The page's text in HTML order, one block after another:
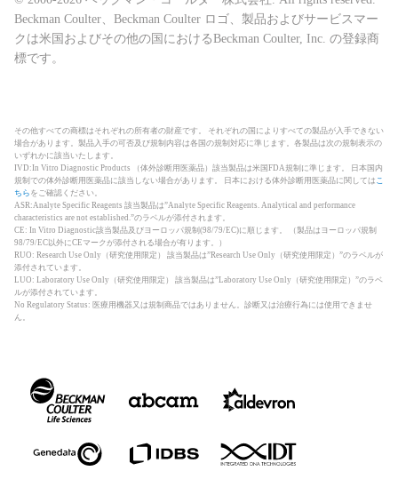
Beckman Coulter、Beckman Coulter ロゴ、製品およびサービスマー
クは米国およびその他の国におけるBeckman Coulter, Inc. の登録商
標です。
その他すべての商標はそれぞれの所有者の財産です。 それぞれの国によりすべての製品が入手できない
場合があります。製品入手の可否及び規制内容は各国の規制対応に準じます。各製品は次の規制表示の
いずれかに該当いたします。
IVD:In Vitro Diagnostic Products （体外診断用医薬品）該当製品は米国FDA規制に準じます。 日本国内
規制での体外診断用医薬品に該当しない場合があります。 日本における体外診断用医薬品に関しては こ
ちら をご確認ください。
ASR:Analyte Specific Reagents 該当製品は”Analyte Specific Reagents. Analytical and performance
characteristics are not established.”のラベルが添付されます。
CE: In Vitro Diagnostic該当製品及びヨーロッパ規制(98/79/EC)に順じます。 （製品はヨーロッパ規制
98/79/EC以外にCEマークが添付される場合が有ります。）
RUO: Research Use Only（研究使用限定） 該当製品は”Research Use Only（研究使用限定）”のラベルが
添付されています。
LUO: Laboratory Use Only（研究使用限定） 該当製品は”Laboratory Use Only（研究使用限定）”のラベ
ルが添付されています。
No Regulatory Status: 医療用機器又は規制商品ではありません。診断又は治療行為には使用できませ
ん。